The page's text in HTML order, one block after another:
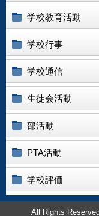
学校教育活動
学校行事
学校通信
生徒会活動
部活動
PTA活動
学校評価
All Rights